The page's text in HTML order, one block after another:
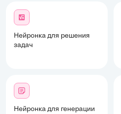
Нейронка для решения
задач
Нейронка для генерации